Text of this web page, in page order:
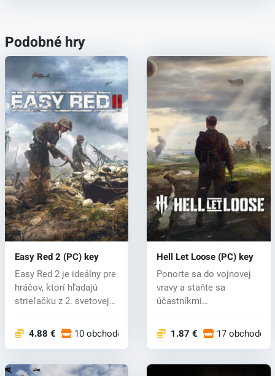
Podobné hry
Easy Red 2 (PC) key
Easy Red 2 je ideálny pre
hráčov, ktorí hľadajú
strieľačku z 2. svetovej
4.88 € 10 obchodoch
Hell Let Loose (PC) key
Ponorte sa do vojnovej
vravy a staňte sa
účastníkmi
konf...1.87 € 17 obchodoch